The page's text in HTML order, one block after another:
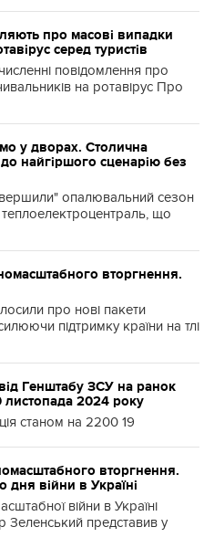
про масові випадки
серед туристів
повідомлення про
на ротавірус Про
у дворах. Столична
найгіршого сценарію без
опалювальний сезон
що
вторгнення.
про нові пакети
підтримку країни на тлі
Генштабу ЗСУ на ранок
листопада 2024 року
станом на 2200 19
вторгнення.
дня війни в Україні
війни в Україні
Зеленський представив у